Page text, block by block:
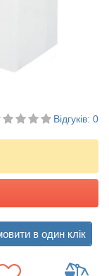
Відгуків: 0